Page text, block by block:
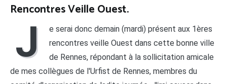
Rencontres Veille Ouest.
J
e serai donc demain (mardi) présent aux 1ères
rencontres veille Ouest dans cette bonne ville
de Rennes, répondant à la sollicitation amicale
de mes collègues de l'Urfist de Rennes, membres du